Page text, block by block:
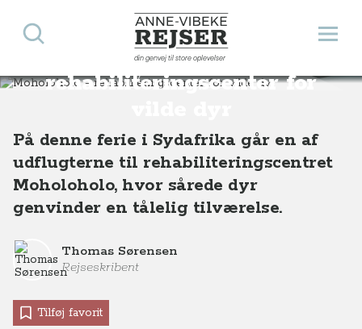
Anne-Vibeke Rejser
din genvej til store oplevelser
Åbn
Søg
Moholoholo -
rehabiliteringscenter for
Destinationer Afrika Sydafrika Moholoholo - rehabiliteringscenter for vilde dyr, Sydafrika
På denne ferie i Sydafrika går en af
udflugterne til rehabiliteringscentret
Moholoholo, hvor sårede dyr
genvinder en tålelig tilværelse.
Thomas Sørensen
Rejseskribent
Tilføj favorit